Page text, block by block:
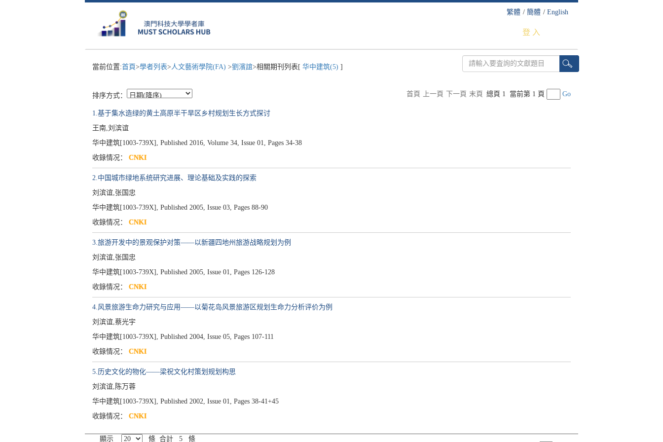
繁體 / 簡體 / English
登 入
當前位置:首頁>學者列表>人文藝術學院(FA) >劉濱誼>相關期刊列表[ 华中建筑(5) ]
排序方式： 首頁 上一頁 下一頁 末頁 總頁 1 當前第 1 頁 Go
1.基于集水造绿的黄土高原半干旱区乡村规划生长方式探讨
王南,刘滨谊
华中建筑[1003-739X], Published 2016, Volume 34, Issue 01, Pages 34-38
收錄情况： CNKI
2.中国城市绿地系统研究进展、理论基础及实践的探索
刘滨谊,张国忠
华中建筑[1003-739X], Published 2005, Issue 03, Pages 88-90
收錄情况： CNKI
3.旅游开发中的景观保护对策——以新疆四地州旅游战略规划为例
刘滨谊,张国忠
华中建筑[1003-739X], Published 2005, Issue 01, Pages 126-128
收錄情况： CNKI
4.风景旅游生命力研究与应用——以菊花岛风景旅游区规划生命力分析评价为例
刘滨谊,蔡光宇
华中建筑[1003-739X], Published 2004, Issue 05, Pages 107-111
收錄情况： CNKI
5.历史文化的物化——梁祝文化村策划规划构思
刘滨谊,陈万蓉
华中建筑[1003-739X], Published 2002, Issue 01, Pages 38-41+45
收錄情况： CNKI
顯示 條 合計 5 條